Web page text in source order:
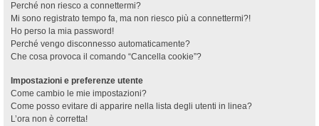
Perché non riesco a connettermi?
Mi sono registrato tempo fa, ma non riesco più a connettermi?!
Ho perso la mia password!
Perché vengo disconnesso automaticamente?
Che cosa provoca il comando “Cancella cookie”?
Impostazioni e preferenze utente
Come cambio le mie impostazioni?
Come posso evitare di apparire nella lista degli utenti in linea?
L’ora non è corretta!